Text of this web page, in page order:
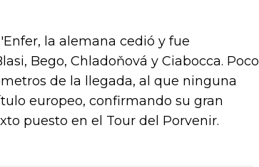
la alemana cedió y fue
Bego, Chladoňová y Ciabocca. Poco
de la llegada, al que ninguna
europeo, confirmando su gran
puesto en el Tour del Porvenir.